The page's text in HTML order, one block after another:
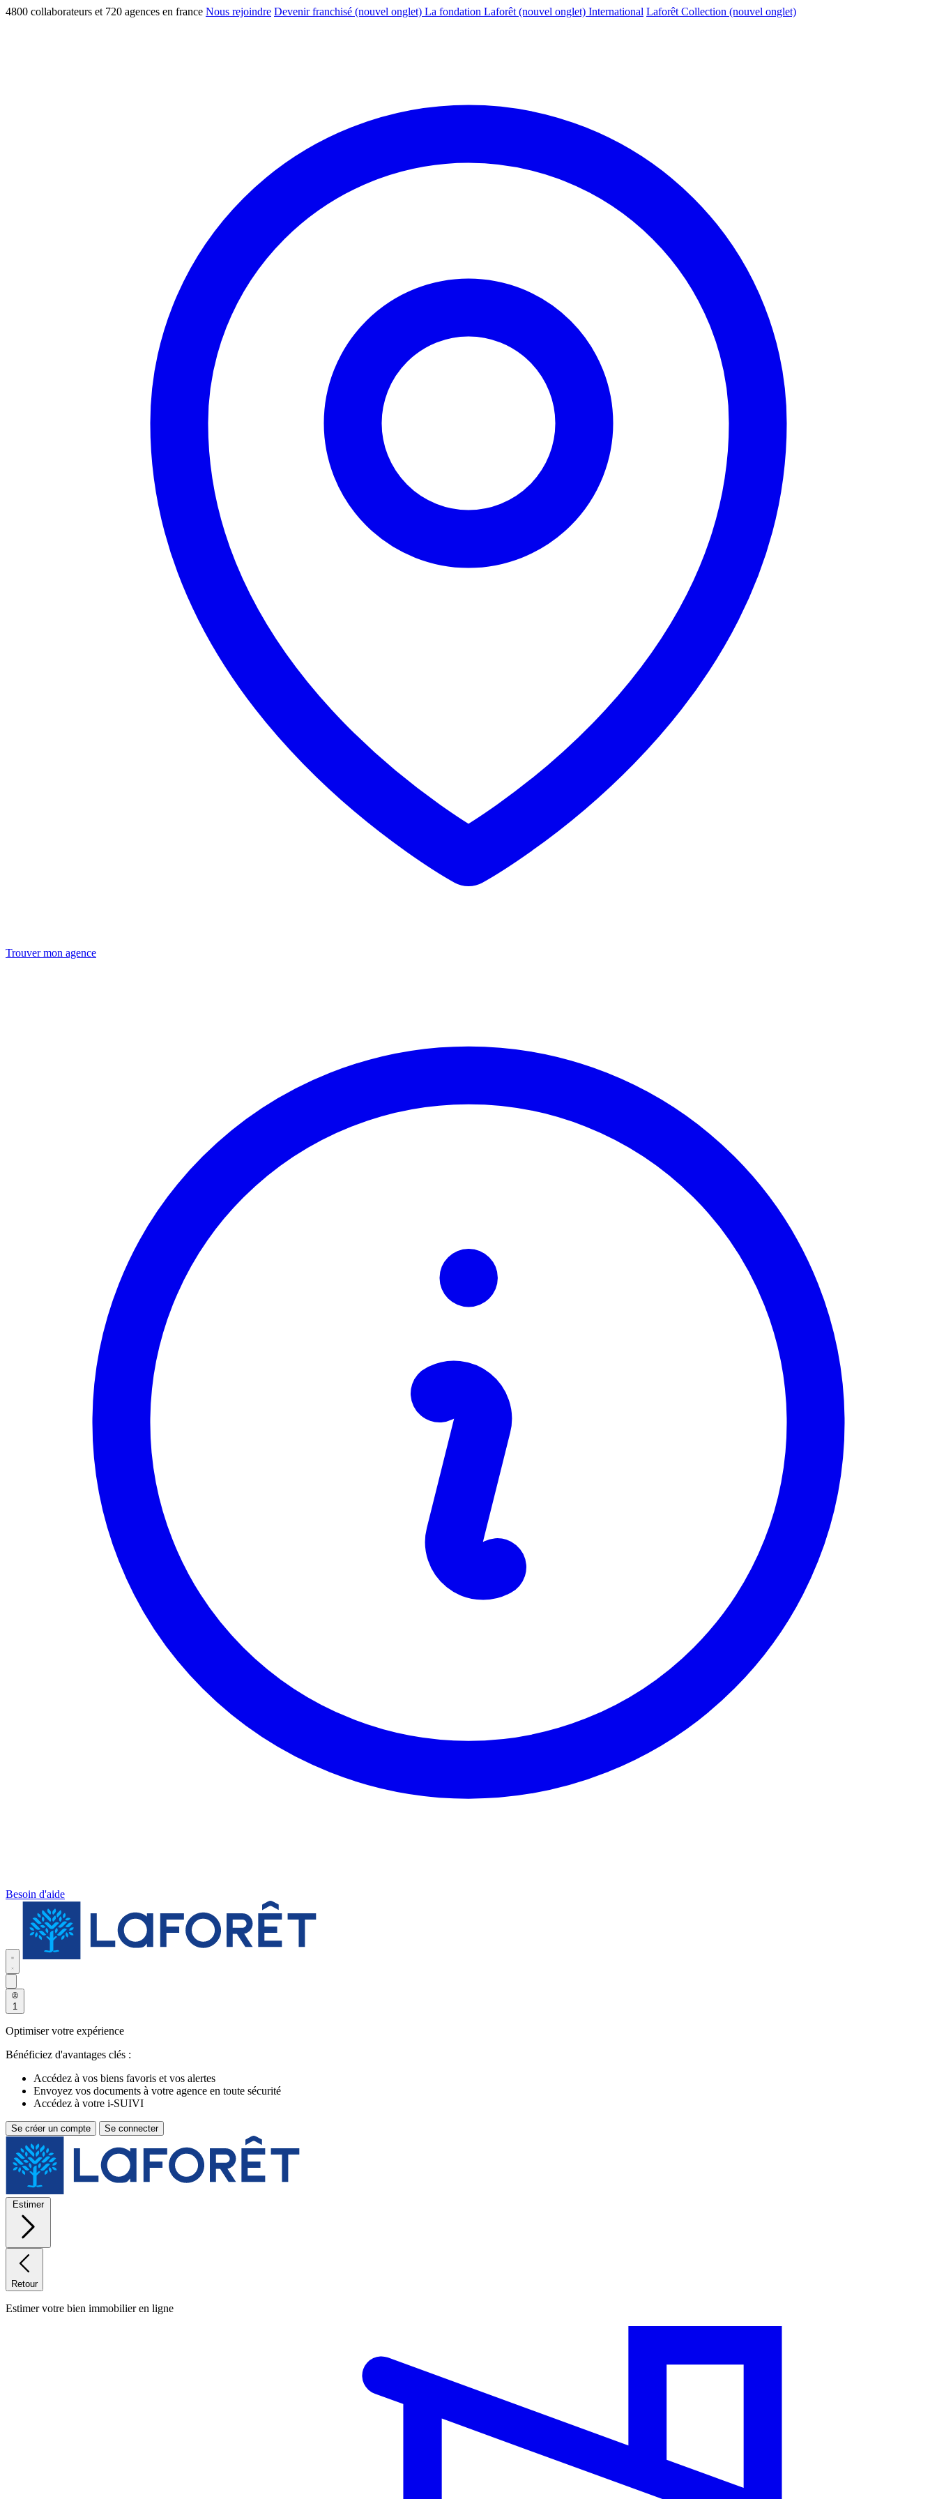
4800 collaborateurs et 720 agences en france Nous rejoindre Devenir franchisé (nouvel onglet) La fondation Laforêt (nouvel onglet) International Laforêt Collection (nouvel onglet)
Trouver mon agence
Besoin d'aide
1
Optimiser votre expérience
Bénéficiez d'avantages clés :
Accédez à vos biens favoris et vos alertes
Envoyez vos documents à votre agence en toute sécurité
Accédez à votre i-SUIVI
Se créer un compte Se connecter
Estimer
Retour
Estimer votre bien immobilier en ligne